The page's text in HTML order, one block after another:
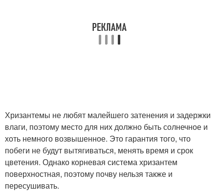
Хризантемы не любят малейшего затенения и задержки
влаги, поэтому место для них должно быть солнечное и
хоть немного возвышенное. Это гарантия того, что
побеги не будут вытягиваться, менять время и срок
цветения. Однако корневая система хризантем
поверхностная, поэтому почву нельзя также и
пересушивать.